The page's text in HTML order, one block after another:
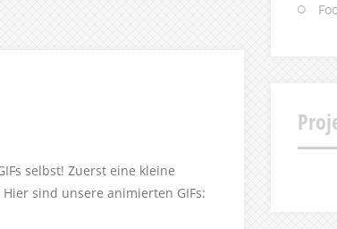
selbst! Zuerst eine kleine
sind unsere animierten GIFs: